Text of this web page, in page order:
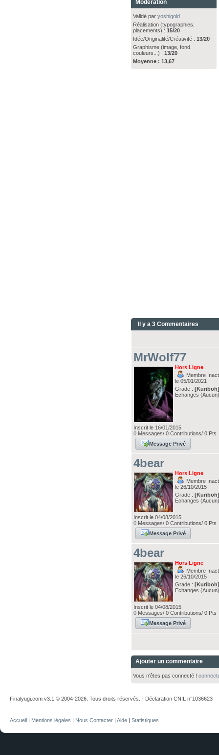
Modération
Validé paryoshigold
Réalisation (typographies,
placements) :15/20
Idée/Originalité/Créativité :13/20
Graphisme (image, fond,
couleurs...) :13/20
Moyenne :13,67
Il y a 3 Commentaires
MrWolf77
Hors Ligne
Membre
le 05/01/2021
Grade :
Echanges
Inscrit le 16/01/2015
0 Messages/ 0 Contributions/ 0 Pts
Message Privé
4bear
Hors Ligne
Membre
le 26/10/2015
Grade :
Echanges
Inscrit le 04/08/2015
0 Messages/ 0 Contributions/ 0 Pts
Message Privé
4bear
Hors Ligne
Membre
le 26/10/2015
Grade :
Echanges
Inscrit le 04/08/2015
0 Messages/ 0 Contributions/ 0 Pts
Message Privé
Ajouter un commentaire
Vous n'êtes pas connecté !
Finalyugi.com v3.1 © 2004-2026. Tous droits réservés. - Déclaration CNIL n°1036623
Accueil Mentions légales Nous Contacter Aide Statistiques